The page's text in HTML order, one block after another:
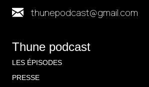
thunepodcast@gmail.com
Thune podcast
LES ÉPISODES
PRESSE